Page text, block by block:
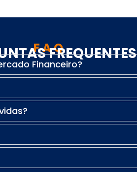
FAQ
FREQUENTES
Financeiro?